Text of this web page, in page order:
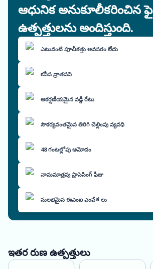
ఆధునిక అనుకూలీకరించిన
ఉత్పత్తులను అందిస్తుంది.
ఎటువంటి పూచీకత్తు అవసరం లేదు
కనీస వ్రాతపని
ఆకర్షణీయమైన వడ్డీ రేటు
సౌకర్యవంతమైన తిరిగి చెల్లింపు వ్యవధి
48 గంటల్లోపు ఆమోదం
నామమాత్రపు ప్రాసెసింగ్ ఫీజు
సులభమైన ఈఎంఐ ఎంపಿಕలు
ఇతర రుణ ఉత్పత్తులు